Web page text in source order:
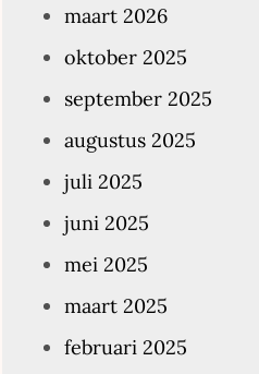
maart 2026
oktober 2025
september 2025
augustus 2025
juli 2025
juni 2025
mei 2025
maart 2025
februari 2025